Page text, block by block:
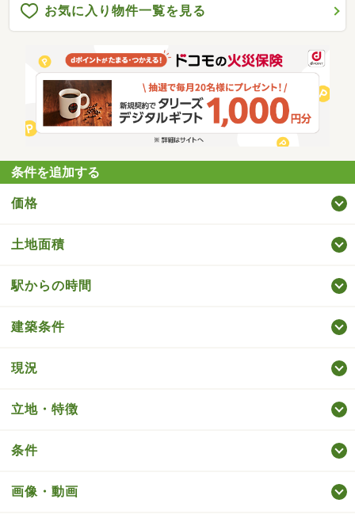
お気に入り物件一覧を見る
条件を追加する
価格
土地面積
駅からの時間
建築条件
現況
立地・特徴
条件
画像・動画